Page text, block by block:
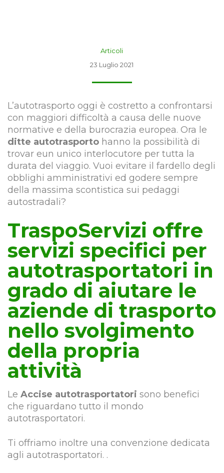
Articoli
23 Luglio 2021
L’autotrasporto oggi è costretto a confrontarsi
con maggiori difficoltà a causa delle nuove
normative e della burocrazia europea. Ora le
ditte autotrasporto hanno la possibilità di
trovar eun unico interlocutore per tutta la
durata del viaggio. Vuoi evitare il fardello degli
obblighi amministrativi ed godere sempre
della massima scontistica sui pedaggi
autostradali?
TraspoServizi offre
servizi specifici per
autotrasportatori in
grado di aiutare le
aziende di trasporto
nello svolgimento
della propria
attività
Le Accise autotrasportatori sono benefici
che riguardano tutto il mondo
autotrasportatori.
Ti offriamo inoltre una convenzione dedicata
agli autotrasportatori. .